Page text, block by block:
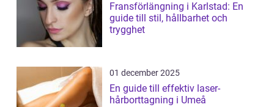
Fransförlängning i Karlstad: En
guide till stil, hållbarhet och
trygghet
01 december 2025
En guide till effektiv laser-
hårborttagning i Umeå